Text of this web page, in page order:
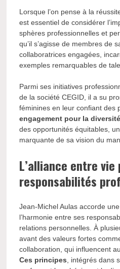
Lorsque l’on pense à la
est essentiel de considérer
sphères professionnelles et
qu’il s’agisse de membres de
collaboratrices engagées,
exemples remarquables de
Parmi ses initiatives
de la société CEGID, il a su
féminines en leur confiant des
engagement pour la diversité
des opportunités équitables,
marquante de sa vision du
L’alliance entre
responsabilités
Jean-Michel Aulas accorde
l’harmonie entre ses
relations personnelles. À
avant des valeurs fortes
collaboration, qui influencent
Ces principes , intégrés dans